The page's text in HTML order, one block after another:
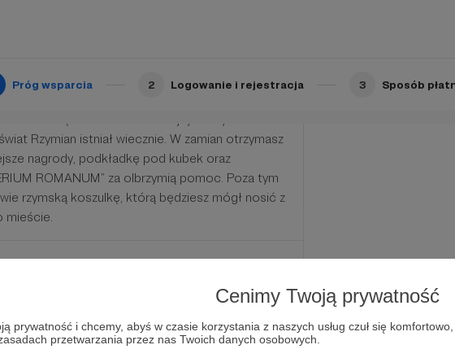
Cenimy Twoją prywatność
prywatność i chcemy, abyś w czasie korzystania z naszych usług czuł się
przetwarzania przez nas Twoich danych osobowych.
Próg wsparcia 2 Logowanie i rejestracja 3 Sposób
Rzymian istniał wiecznie. W zamian otrzymasz
nagrody, podkładkę pod kubek oraz
ROMANUM” za olbrzymią pomoc. Poza tym
rzymską koszulkę, którą będziesz mógł nosić z
mieście.